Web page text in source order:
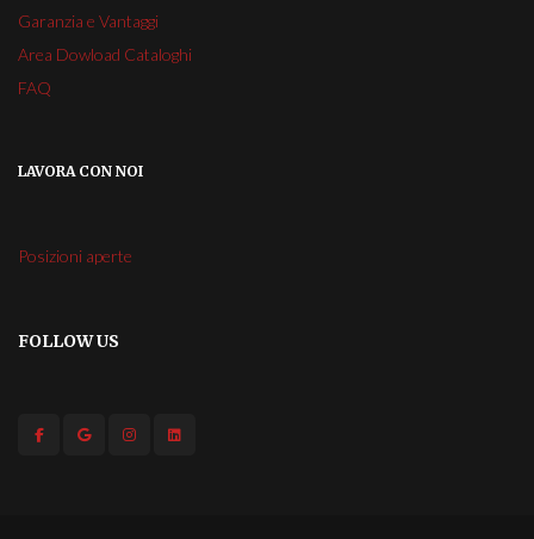
Garanzia e Vantaggi
Area Dowload Cataloghi
FAQ
LAVORA CON NOI
Posizioni aperte
FOLLOW US